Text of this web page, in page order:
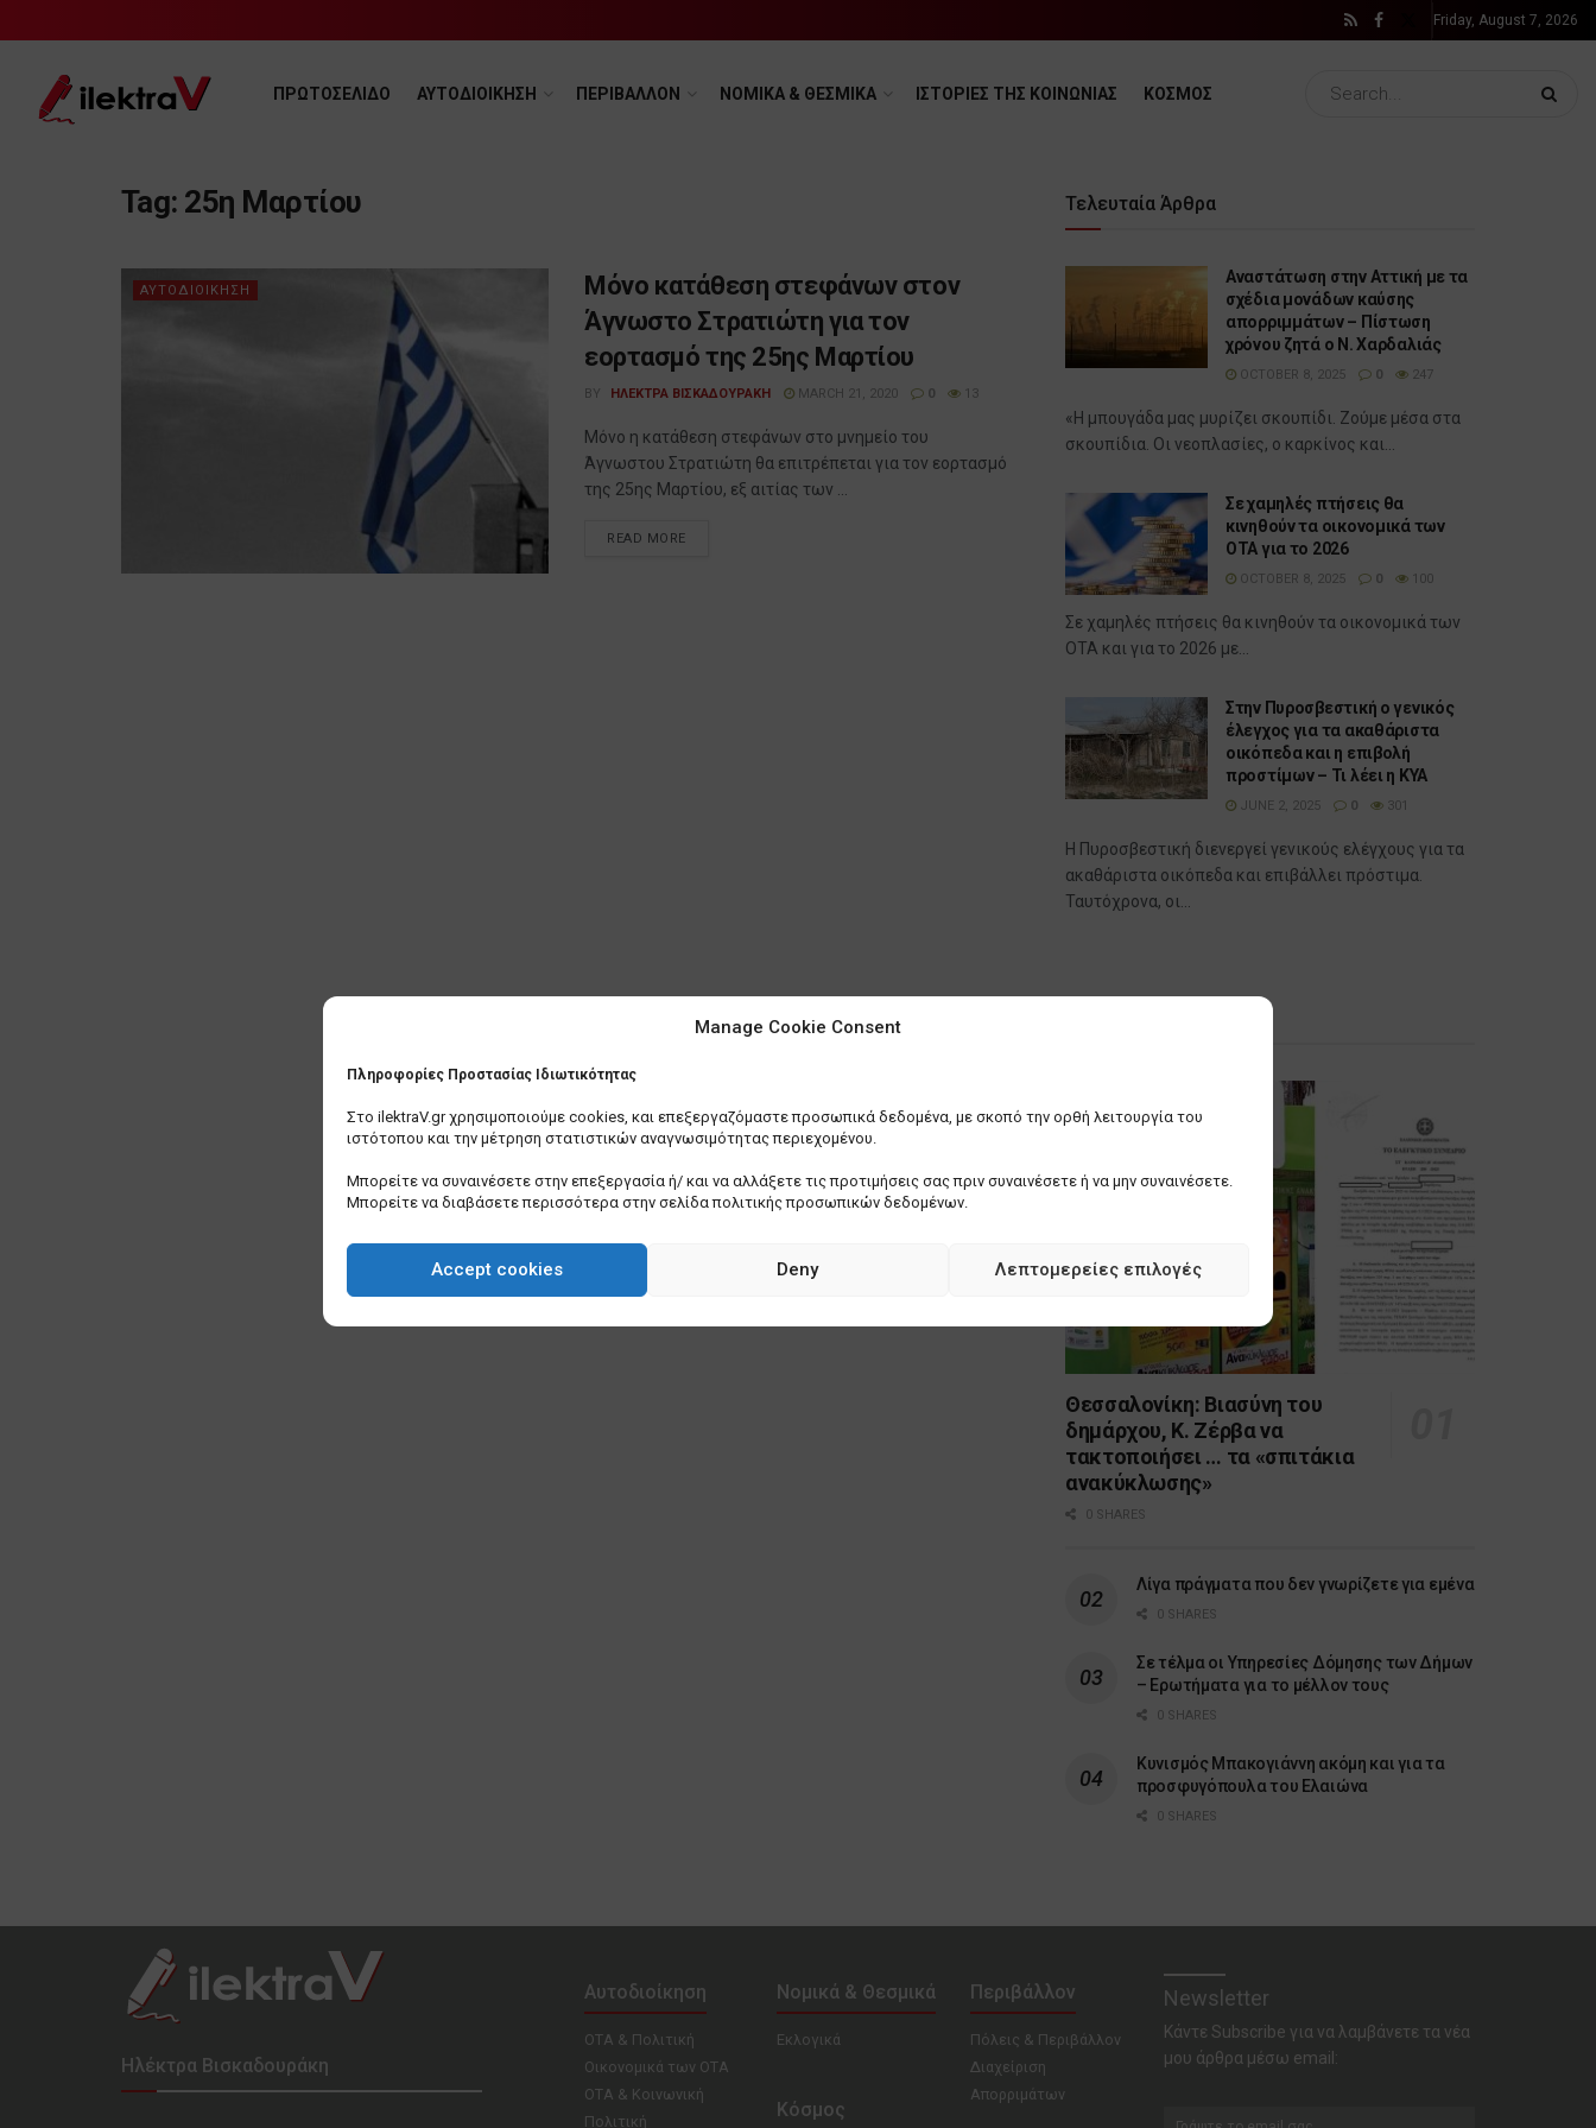
Manage Cookie Consent
Πληροφορίες Προστασίας Ιδιωτικότητας
Στο ilektraV.gr χρησιμοποιούμε cookies, και επεξεργαζόμαστε προσωπικά δεδομένα, με σκοπό την ορθή λειτουργία του
ιστότοπου και την μέτρηση στατιστικών αναγνωσιμότητας περιεχομένου.
Μπορείτε να συναινέσετε στην επεξεργασία ή/ και να αλλάξετε τις προτιμήσεις σας πριν συναινέσετε ή να μην συναινέσετε.
Μπορείτε να διαβάσετε περισσότερα στην σελίδα πολιτικής προσωπικών δεδομένων.
Accept cookies Deny Λεπτομερείες επιλογές
Friday, August 7, 2026
ΠΡΩΤΟΣΕΛΙΔΟ ΑΥΤΟΔΙΟΙΚΗΣΗ ΠΕΡΙΒΑΛΛΟΝ ΝΟΜΙΚΑ & ΘΕΣΜΙΚΑ ΙΣΤΟΡΙΕΣ ΤΗΣ ΚΟΙΝΩΝΙΑΣ ΚΟΣΜΟΣ
Tag: 25η Μαρτίου
ΑΥΤΟΔΙΟΙΚΗΣΗ
Μόνο κατάθεση στεφάνων στον
Άγνωστο Στρατιώτη για τον
εορτασμό της 25ης Μαρτίου
BY ΗΛΕΚΤΡΑ ΒΙΣΚΑΔΟΥΡΑΚΗ MARCH 21, 2020 0 13
Μόνο η κατάθεση στεφάνων στο μνημείο του
Άγνωστου Στρατιώτη θα επιτρέπεται για τον εορτασμό
της 25ης Μαρτίου, εξ αιτίας των ...
READ MORE
Τελευταία Άρθρα
Αναστάτωση στην Αττική με τα
σχέδια μονάδων καύσης
απορριμμάτων – Πίστωση
χρόνου ζητά ο Ν. Χαρδαλιάς
OCTOBER 8, 2025 0 247
«Η μπουγάδα μας μυρίζει σκουπίδι. Ζούμε μέσα στα
σκουπίδια. Οι νεοπλασίες, ο καρκίνος και...
Σε χαμηλές πτήσεις θα
κινηθούν τα οικονομικά των
ΟΤΑ για το 2026
OCTOBER 8, 2025 0 100
Σε χαμηλές πτήσεις θα κινηθούν τα οικονομικά των
ΟΤΑ και για το 2026 με...
Στην Πυροσβεστική ο γενικός
έλεγχος για τα ακαθάριστα
οικόπεδα και η επιβολή
προστίμων – Τι λέει η ΚΥΑ
JUNE 2, 2025 0 301
Η Πυροσβεστική διενεργεί γενικούς ελέγχους για τα
ακαθάριστα οικόπεδα και επιβάλλει πρόστιμα.
Ταυτόχρονα, οι...
Θεσσαλονίκη: Βιασύνη του
δημάρχου, Κ. Ζέρβα να
τακτοποιήσει … τα «σπιτάκια
ανακύκλωσης»
0 SHARES
Λίγα πράγματα που δεν γνωρίζετε για εμένα
0 SHARES
Σε τέλμα οι Υπηρεσίες Δόμησης των Δήμων
– Ερωτήματα για το μέλλον τους
0 SHARES
Κυνισμός Μπακογιάννη ακόμη και για τα
προσφυγόπουλα του Ελαιώνα
0 SHARES
Ηλέκτρα Βισκαδουράκη
Αυτοδιοίκηση
ΟΤΑ & Πολιτική
Οικονομικά των ΟΤΑ
ΟΤΑ & Κοινωνική
Πολιτική
Νομικά & Θεσμικά
Εκλογικά
Κόσμος
Περιβάλλον
Πόλεις & Περιβάλλον
Διαχείριση
Απορριμάτων
Newsletter
Κάντε Subscribe για να λαμβάνετε τα νέα
μου άρθρα μέσω email: